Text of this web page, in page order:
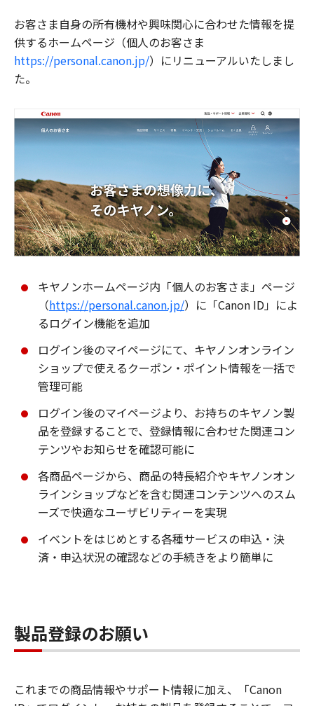
お客さま自身の所有機材や興味関心に合わせた情報を提
供するホームページ（個人のお客さま
https://personal.canon.jp/）にリニューアルいたしまし
た。
キヤノンホームページ内「個人のお客さま」ページ
（https://personal.canon.jp/）に「Canon ID」によ
るログイン機能を追加
ログイン後のマイページにて、キヤノンオンライン
ショップで使えるクーポン・ポイント情報を一括で
管理可能
ログイン後のマイページより、お持ちのキヤノン製
品を登録することで、登録情報に合わせた関連コン
テンツやお知らせを確認可能に
各商品ページから、商品の特長紹介やキヤノンオン
ラインショップなどを含む関連コンテンツへのスム
ーズで快適なユーザビリティーを実現
イベントをはじめとする各種サービスの申込・決
済・申込状況の確認などの手続きをより簡単に
製品登録のお願い
これまでの商品情報やサポート情報に加え、「Canon